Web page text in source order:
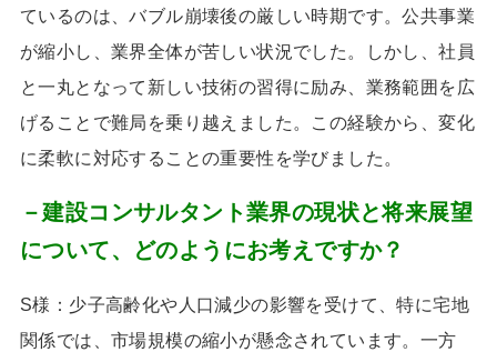
ているのは、バブル崩壊後の厳しい時期です。公共事業
が縮小し、業界全体が苦しい状況でした。しかし、社員
と一丸となって新しい技術の習得に励み、業務範囲を広
げることで難局を乗り越えました。この経験から、変化
に柔軟に対応することの重要性を学びました。
－建設コンサルタント業界の現状と将来展望
について、どのようにお考えですか？
S様： 少子高齢化や人口減少の影響を受けて、特に宅地
関係では、市場規模の縮小が懸念されています。一方